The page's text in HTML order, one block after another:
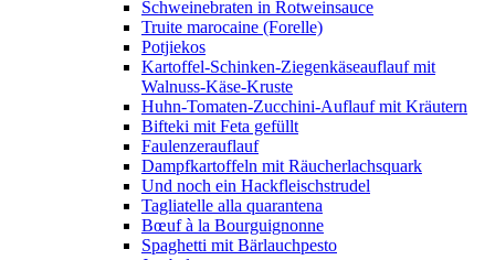
Schweinebraten in Rotweinsauce
Truite marocaine (Forelle)
Potjiekos
Kartoffel-Schinken-Ziegenkäseauflauf mit
Walnuss-Käse-Kruste
Huhn-Tomaten-Zucchini-Auflauf mit Kräutern
Bifteki mit Feta gefüllt
Faulenzerauflauf
Dampfkartoffeln mit Räucherlachsquark
Und noch ein Hackfleischstrudel
Tagliatelle alla quarantena
Bœuf à la Bourguignonne
Spaghetti mit Bärlauchpesto